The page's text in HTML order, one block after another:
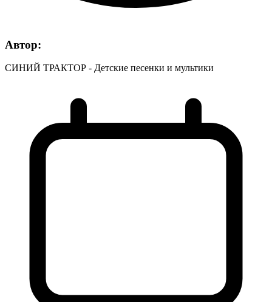
Автор:
СИНИЙ ТРАКТОР - Детские песенки и мультики